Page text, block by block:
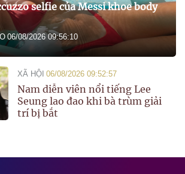
selfie của Messi khoe body
06/08/2026 09:56:10
XÃ HỘI 06/08/2026 09:52:57
Nam diễn viên nổi tiếng Lee
Seung lao đao khi bà trùm giải
trí bị bắt